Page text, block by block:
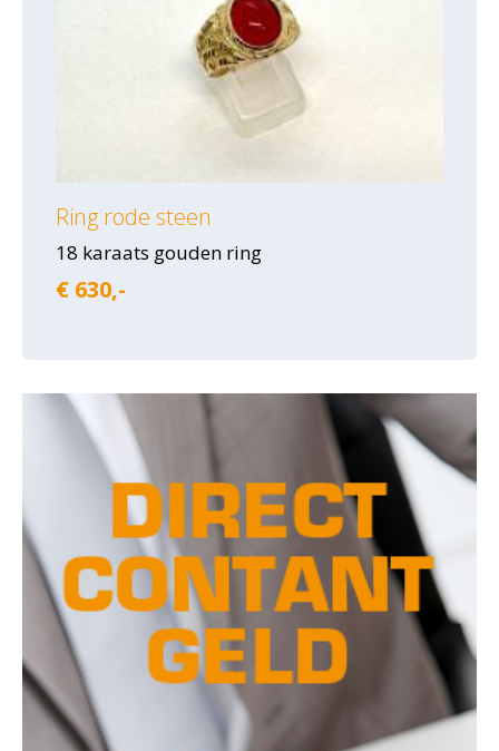
Ring rode steen
18 karaats gouden ring
€ 630,-